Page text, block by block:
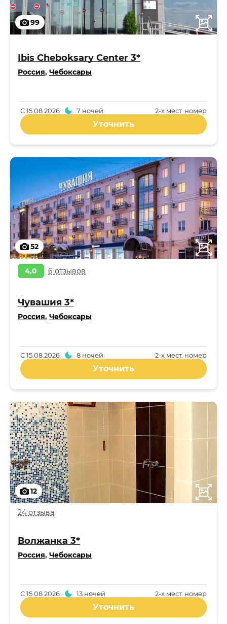
99
Ibis Cheboksary Center 3*
Россия, Чебоксары
2-x мест. номер
С15.08.2026 7 ночей
Уточнить
52
4,0 6 отзывов
Чувашия 3*
Россия, Чебоксары
2-x мест. номер
С15.08.2026 8 ночей
Уточнить
12
24 отзыва
Волжанка 3*
Россия, Чебоксары
2-x мест. номер
С15.08.2026 13 ночей
Уточнить